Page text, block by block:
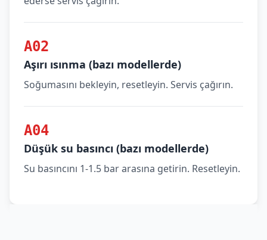
A02
Aşırı ısınma (bazı modellerde)
Soğumasını bekleyin, resetleyin. Servis çağırın.
A04
Düşük su basıncı (bazı modellerde)
Su basıncını 1-1.5 bar arasına getirin. Resetleyin.